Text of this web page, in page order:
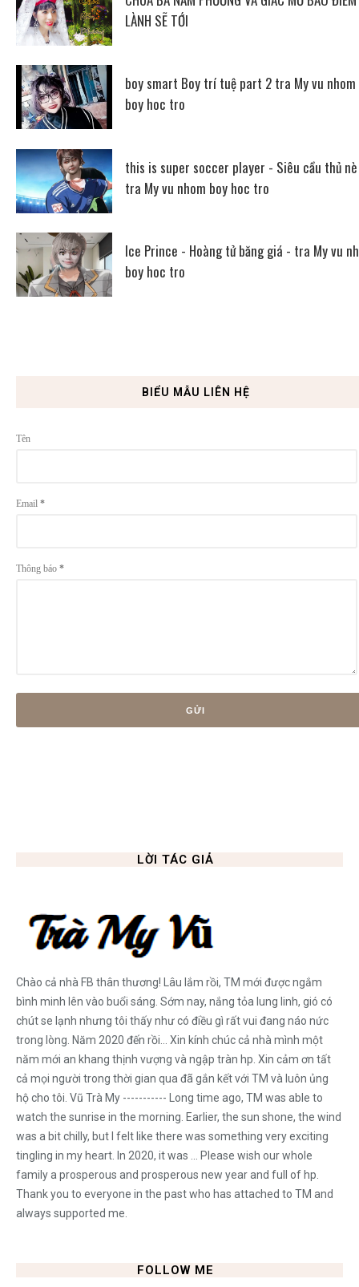
LÀNH SẼ TỚI
boy smart Boy trí tuệ part 2 tra My vu nhom
boy hoc tro
this is super soccer player - Siêu cầu thủ
tra My vu nhom boy hoc tro
Ice Prince - Hoàng tử băng giá - tra My vu
boy hoc tro
BIỂU MẪU LIÊN HỆ
Tên
Email *
Thông báo *
LỜI TÁC GIẢ
Chào cả nhà FB thân thương! Lâu lắm rồi, TM mới được ngắm
bình minh lên vào buổi sáng. Sớm nay, nắng tỏa lung linh, gió có
chút se lạnh nhưng tôi thấy như có điều gì rất vui đang náo nức
trong lòng. Năm 2020 đến rồi... Xin kính chúc cả nhà mình một
năm mới an khang thịnh vượng và ngập tràn hp. Xin cảm ơn tất
cả mọi người trong thời gian qua đã gắn kết với TM và luôn ủng
hộ cho tôi. Vũ Trà My ----------- Long time ago, TM was able to
watch the sunrise in the morning. Earlier, the sun shone, the wind
was a bit chilly, but I felt like there was something very exciting
tingling in my heart. In 2020, it was ... Please wish our whole
family a prosperous and prosperous new year and full of hp.
Thank you to everyone in the past who has attached to TM and
always supported me.
FOLLOW ME